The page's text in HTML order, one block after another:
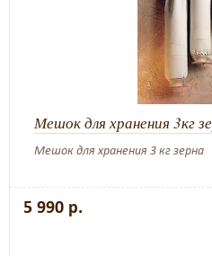
Мешок для хранения 3кг
Мешок для хранения 3 кг зерна
5 990 р.